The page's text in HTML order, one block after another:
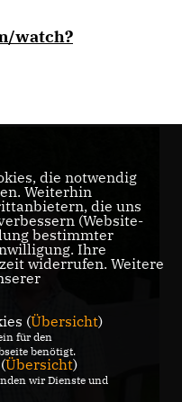
watch?
die notwendig
Weiterhin
die uns
(Website-
bestimmter
Ihre
widerrufen. Weitere
(Übersicht)
für den
benötigt.
Übersicht)
wir Dienste und